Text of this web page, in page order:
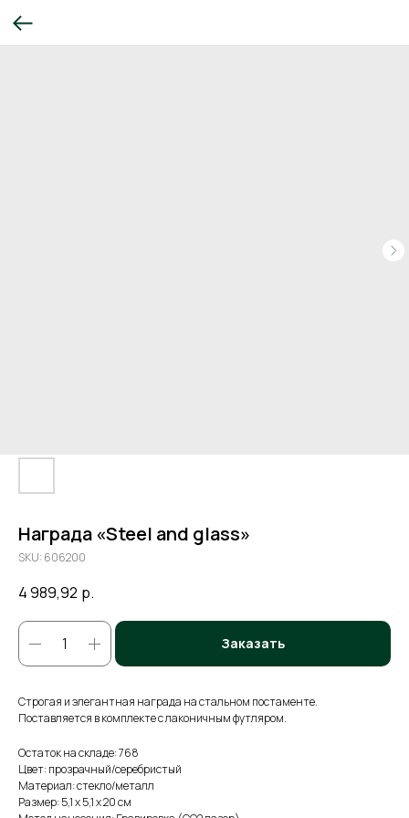
Награда «Steel and glass»
SKU: 606200
4 989,92 р.
Заказать
Строгая и элегантная награда на стальном постаменте.
Поставляется в комплекте с лаконичным футляром.
Остаток на складе: 768
Цвет: прозрачный/серебристый
Материал: стекло/металл
Размер: 5,1 х 5,1 х 20 см